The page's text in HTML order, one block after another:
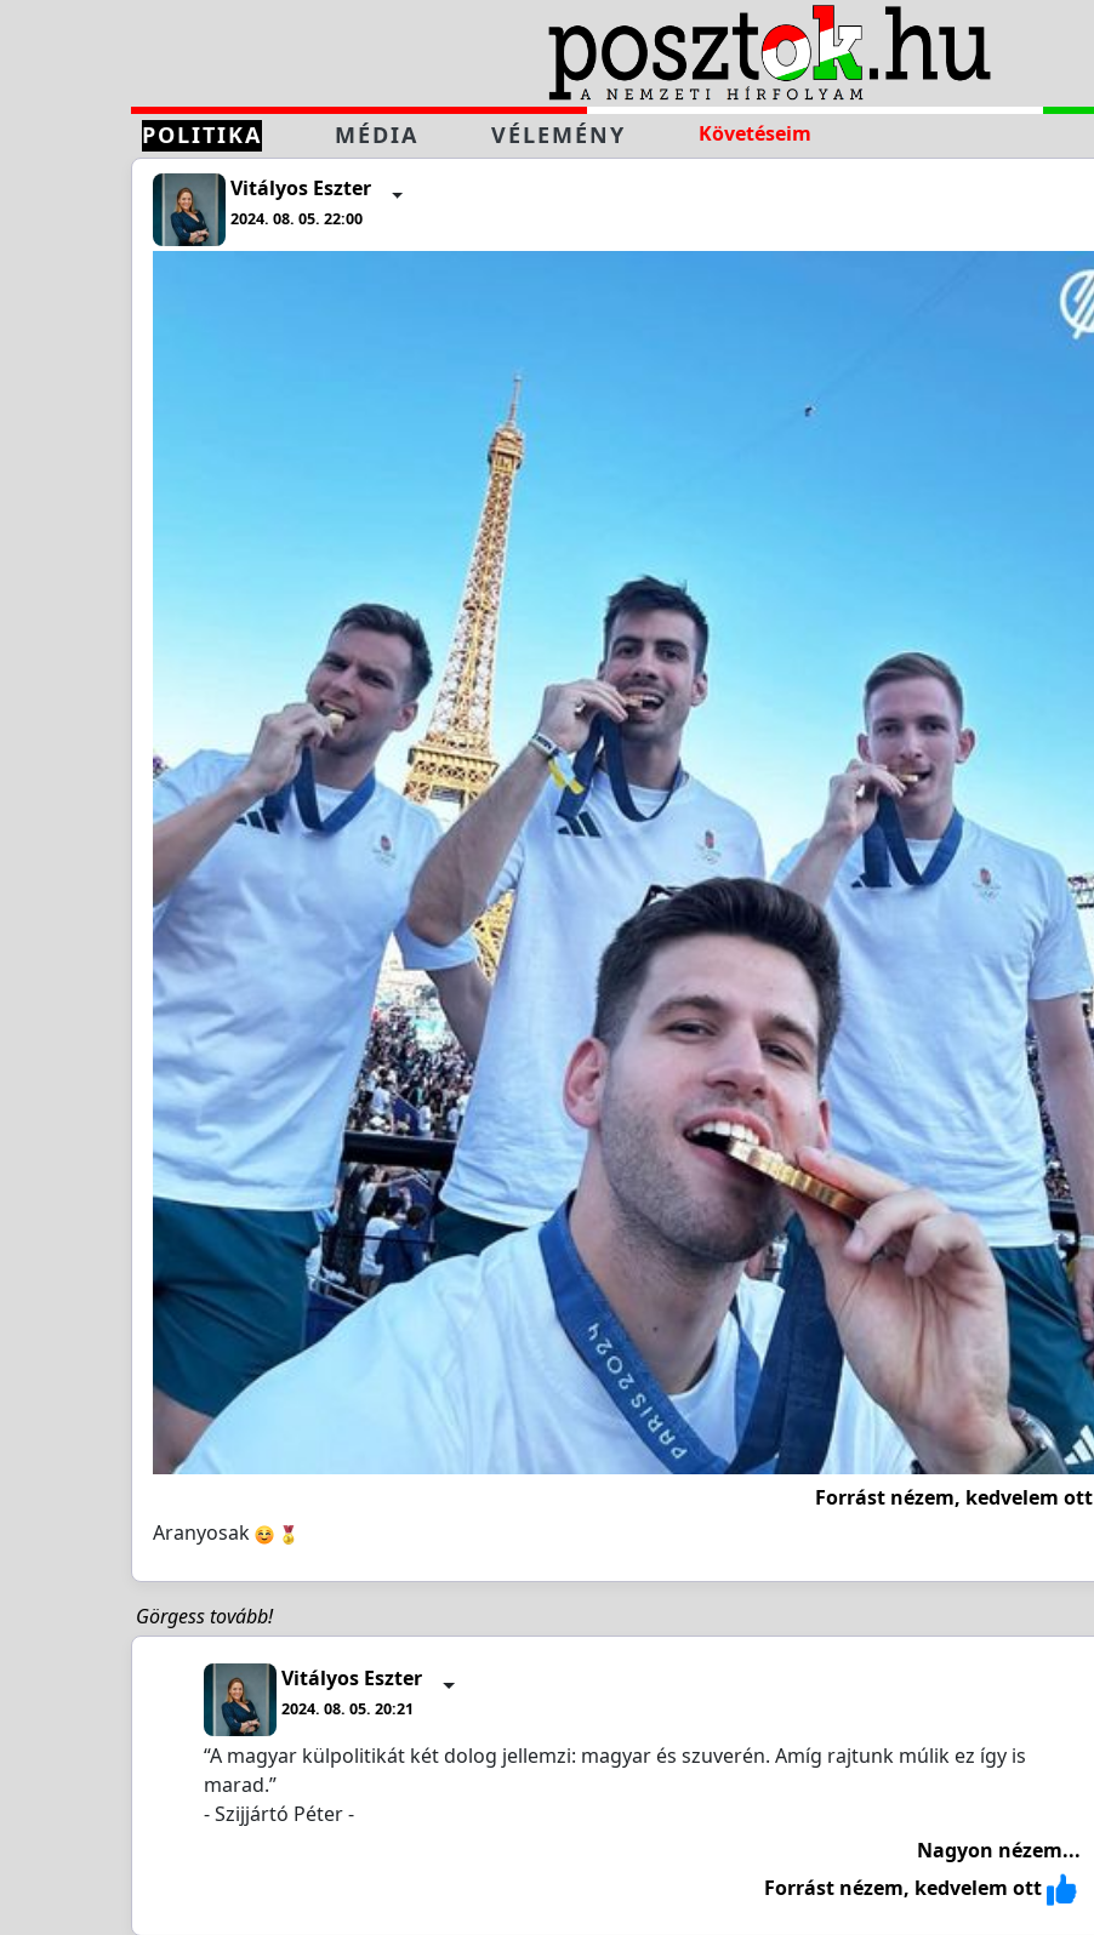
POLITIKA MÉDIA VÉLEMÉNY Követéseim
Vitályos Eszter
2024. 08. 05. 22:00
Forrást nézem, kedvelem ott
Aranyosak
️
Görgess tovább!
Vitályos Eszter
2024. 08. 05. 20:21
“A magyar külpolitikát két dolog jellemzi: magyar és szuverén. Amíg rajtunk múlik ez így is
marad.”
- Szijjártó Péter -
Nagyon nézem...
Forrást nézem, kedvelem ott